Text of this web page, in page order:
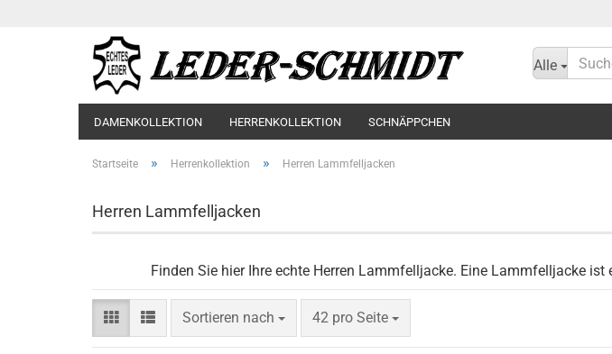
Alle
DAMENKOLLEKTION HERRENKOLLEKTION SCHNÄPPCHEN
Startseite » Herrenkollektion » Herren Lammfelljacken
Herren Lammfelljacken
Finden Sie hier Ihre echte Herren Lammfelljacke. Eine Lammfelljacke
Sortieren nach
Sortieren nach 42 pro Seite
pro Seite